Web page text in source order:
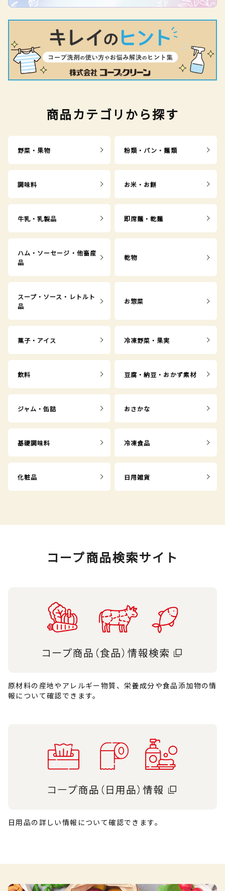
商品カテゴリから探す
野菜・果物 粉類・パン・麺類
調味料 お米・お餅
牛乳・乳製品 即席麺・乾麺
ハム・ソーセージ・他畜産
品
乾物
スープ・ソース・レトルト
品
お惣菜
菓子・アイス 冷凍野菜・果実
飲料 豆腐・納豆・おかず素材
ジャム・缶詰 おさかな
基礎調味料 冷凍食品
化粧品 日用雑貨
コープ商品検索サイト
原材料の産地やアレルギー物質、栄養成分や食品添加物の情
報について確認できます。
日用品の詳しい情報について確認できます。